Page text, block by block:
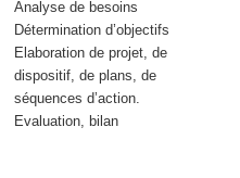
Analyse de besoins
Détermination d’objectifs
Elaboration de projet, de
dispositif, de plans, de
séquences d’action.
Evaluation, bilan